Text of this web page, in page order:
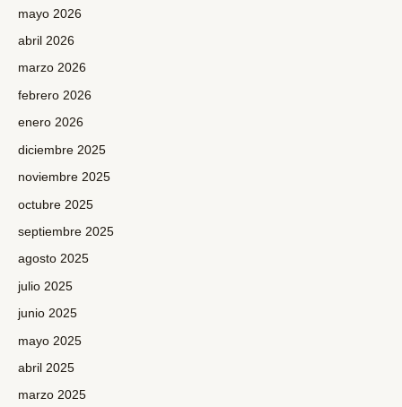
mayo 2026
abril 2026
marzo 2026
febrero 2026
enero 2026
diciembre 2025
noviembre 2025
octubre 2025
septiembre 2025
agosto 2025
julio 2025
junio 2025
mayo 2025
abril 2025
marzo 2025